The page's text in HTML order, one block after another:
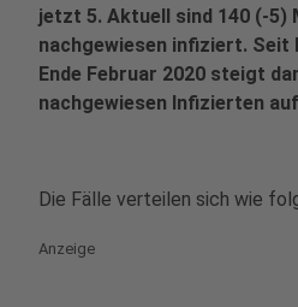
jetzt 5. Aktuell sind 140 (-5)
nachgewiesen infiziert. Seit
Ende Februar 2020 steigt
nachgewiesen Infizierten
Die Fälle verteilen sich wie
Anzeige